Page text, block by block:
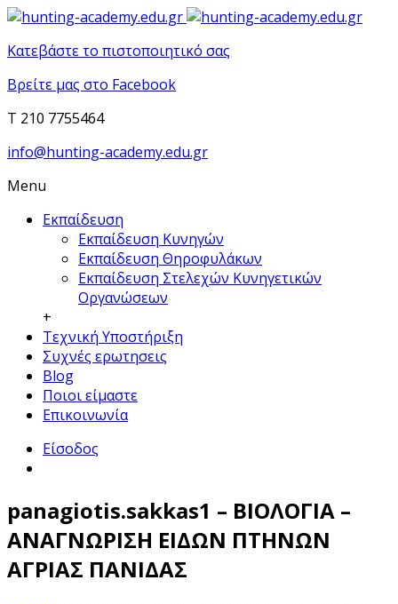
Κατεβάστε το πιστοποιητικό σας
Βρείτε μας στο Facebook
T 210 7755464
info@hunting-academy.edu.gr
Menu
Εκπαίδευση
Εκπαίδευση Κυνηγών
Εκπαίδευση Θηροφυλάκων
Εκπαίδευση Στελεχών Κυνηγετικών
Οργανώσεων
+
Τεχνική Υποστήριξη
Συχνές ερωτησεις
Blog
Ποιοι είμαστε
Επικοινωνία
Είσοδος
panagiotis.sakkas1 – ΒΙΟΛΟΓΙΑ –
ΑΝΑΓΝΩΡΙΣΗ ΕΙΔΩΝ ΠΤΗΝΩΝ
ΑΓΡΙΑΣ ΠΑΝΙΔΑΣ